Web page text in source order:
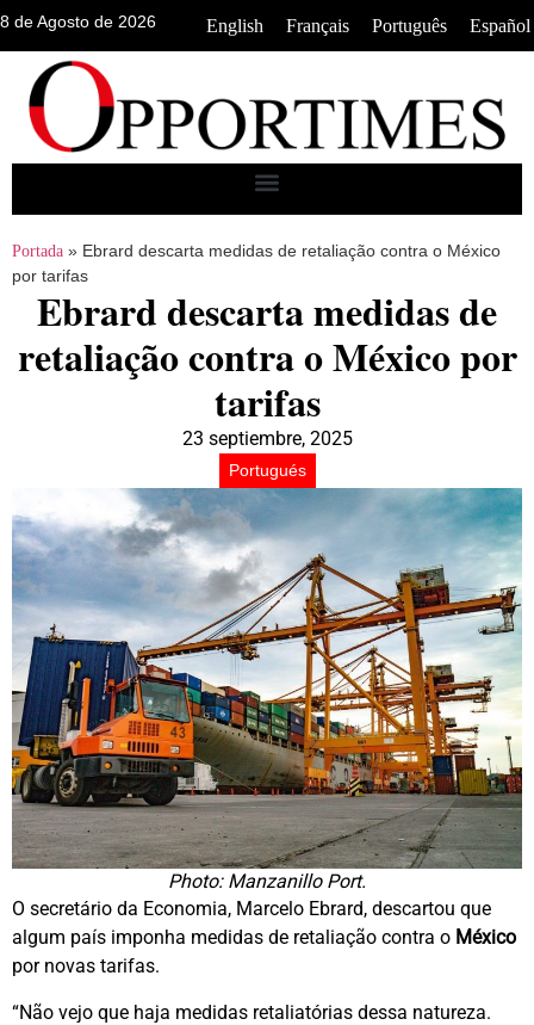
8 de Agosto de 2026 English Français Português Español
Portada » Ebrard descarta medidas de retaliação contra o México
por tarifas
Ebrard descarta medidas de
retaliação contra o México por
tarifas
23 septiembre, 2025
Portugués
Photo: Manzanillo Port.
O secretário da Economia, Marcelo Ebrard, descartou que
algum país imponha medidas de retaliação contra o México
por novas tarifas.
“Não vejo que haja medidas retaliatórias dessa natureza.